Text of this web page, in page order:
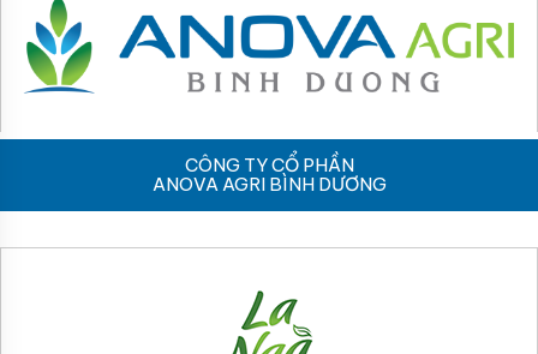
CÔNG TY CỔ PHẦN
ANOVA AGRI BÌNH DƯƠNG